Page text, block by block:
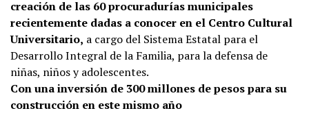
creación de las 60 procuradurías municipales
recientemente dadas a conocer en el Centro Cultural
Universitario, a cargo del Sistema Estatal para el
Desarrollo Integral de la Familia, para la defensa de
niñas, niños y adolescentes.
Con una inversión de 300 millones de pesos para su
construcción en este mismo año